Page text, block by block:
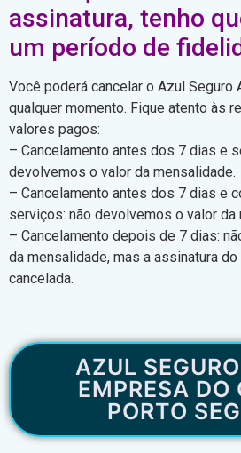
assinatura, tenho
um período de
Você poderá cancelar o Azul Seguro
qualquer momento. Fique atento às
valores pagos:
– Cancelamento antes dos 7 dias e
devolvemos o valor da mensalidade.
– Cancelamento antes dos 7 dias e
serviços: não devolvemos o valor da
– Cancelamento depois de 7 dias:
da mensalidade, mas a assinatura
cancelada.
AZUL
EMPRESA DO
PORTO